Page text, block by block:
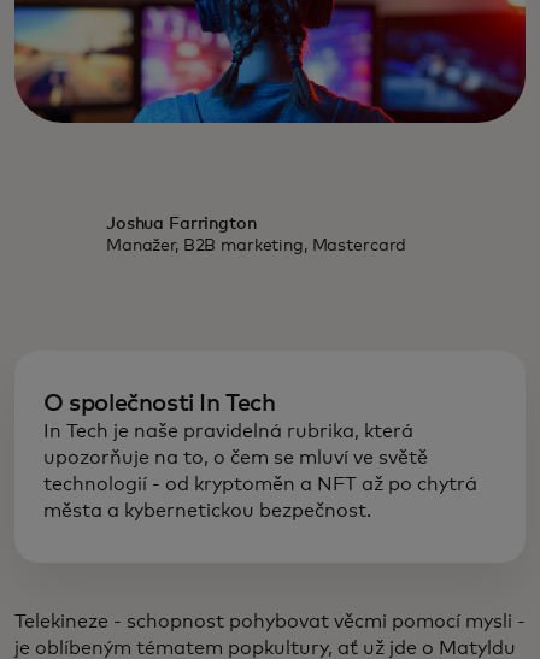
Joshua Farrington
Manažer, B2B marketing, Mastercard
O společnosti In Tech
In Tech je naše pravidelná rubrika, která
upozorňuje na to, o čem se mluví ve světě
technologií - od kryptoměn a NFT až po chytrá
města a kybernetickou bezpečnost.
Telekineze - schopnost pohybovat věcmi pomocí mysli -
je oblíbeným tématem popkultury, ať už jde o Matyldu